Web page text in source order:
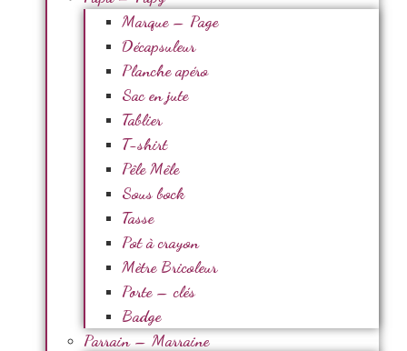
Marque – Page
Décapsuleur
Planche apéro
Sac en jute
Tablier
T-shirt
Pêle Mêle
Sous bock
Tasse
Pot à crayon
Mètre Bricoleur
Porte – clés
Badge
Parrain – Marraine